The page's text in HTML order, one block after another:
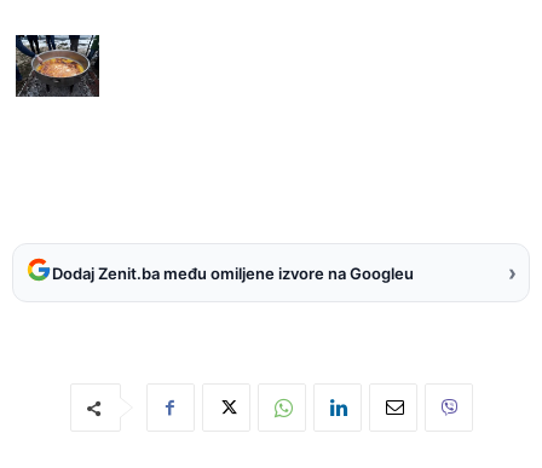
Dodaj Zenit.ba među omiljene izvore na Googleu ›